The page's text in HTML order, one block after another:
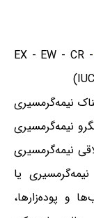
نیمه‌گرمسیری
نیمه‌گرمسیری
نیمه‌گرمسیری
یا
و پوده‌زارها،